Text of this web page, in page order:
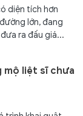
diện tích hơn
lớn, đang
ra đấu giá...
mộ liệt sĩ chưa